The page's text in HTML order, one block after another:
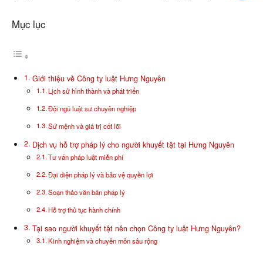
Mục lục
Giới thiệu về Công ty luật Hưng Nguyên
Lịch sử hình thành và phát triển
Đội ngũ luật sư chuyên nghiệp
Sứ mệnh và giá trị cốt lõi
Dịch vụ hỗ trợ pháp lý cho người khuyết tật tại Hưng Nguyên
Tư vấn pháp luật miễn phí
Đại diện pháp lý và bảo vệ quyền lợi
Soạn thảo văn bản pháp lý
Hỗ trợ thủ tục hành chính
Tại sao người khuyết tật nên chọn Công ty luật Hưng Nguyên?
Kinh nghiệm và chuyên môn sâu rộng